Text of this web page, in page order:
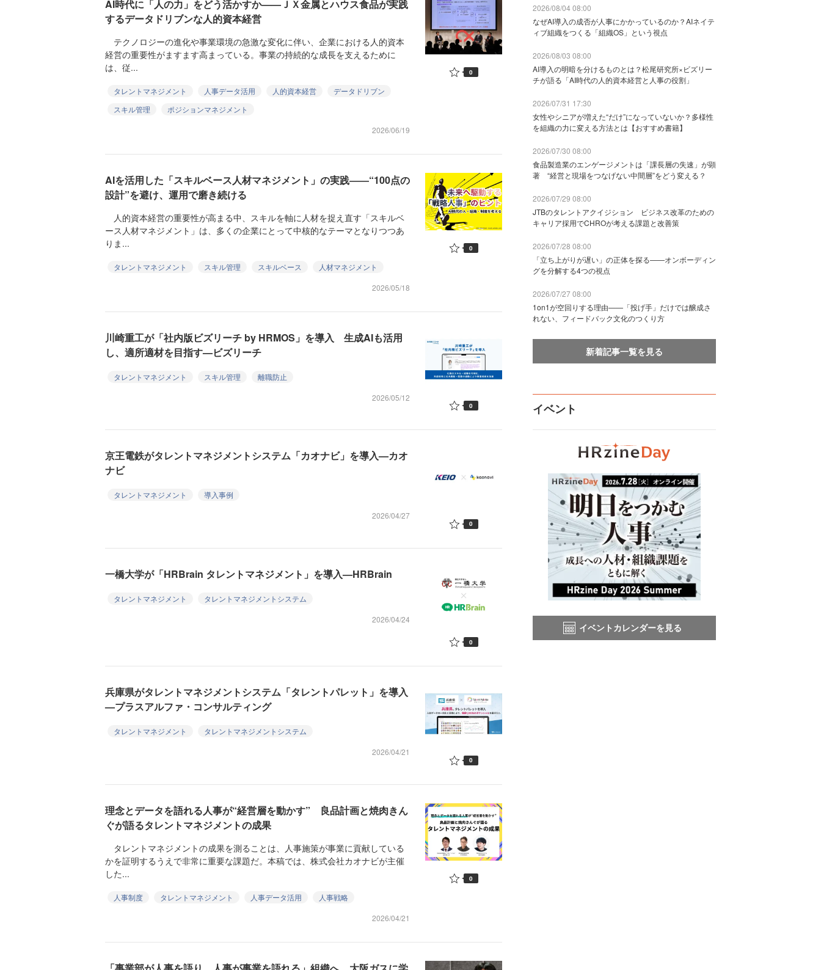
AI時代に「人の力」をどう活かすか——ＪＸ金属とハウス食品が実践
するデータドリブンな人的資本経営
テクノロジーの進化や事業環境の急激な変化に伴い、企業における人的資本
経営の重要性がますます高まっている。事業の持続的な成長を支えるために
は、従...
タレントマネジメント 人事データ活用 人的資本経営
データドリブン
スキル管理
ポジションマネジメント
2026/06/19
0
AIを活用した「スキルベース人材マネジメント」の実践――“100点の
設計”を避け、運用で磨き続ける
人的資本経営の重要性が高まる中、スキルを軸に人材を捉え直す「スキルベ
ース人材マネジメント」は、多くの企業にとって中核的なテーマとなりつつあ
りま...
タレントマネジメント スキル管理 スキルベース
人材マネジメント
2026/05/18
0
川崎重工が「社内版ビズリーチ by HRMOS」を導入 生成AIも活用
し、適所適材を目指す—ビズリーチ
タレントマネジメント スキル管理
離職防止
2026/05/12
0
京王電鉄がタレントマネジメントシステム「カオナビ」を導入—カオ
ナビ
タレントマネジメント
導入事例
2026/04/27
0
一橋大学が「HRBrain タレントマネジメント」を導入—HRBrain
タレントマネジメント
タレントマネジメントシステム
2026/04/24
0
兵庫県がタレントマネジメントシステム「タレントパレット」を導入
—プラスアルファ・コンサルティング
タレントマネジメント
タレントマネジメントシステム
2026/04/21
0
理念とデータを語れる人事が“経営層を動かす” 良品計画と焼肉きん
ぐが語るタレントマネジメントの成果
タレントマネジメントの成果を測ることは、人事施策が事業に貢献している
かを証明するうえで非常に重要な課題だ。本稿では、株式会社カオナビが主催
した...
人事制度 タレントマネジメント 人事データ活用
人事戦略
2026/04/21
0
2026/08/04 08:00
なぜAI導入の成否が人事にかかっているのか？AIネイテ
ィブ組織をつくる「組織OS」という視点
2026/08/03 08:00
AI導入の明暗を分けるものとは？松尾研究所×ビズリー
チが語る「AI時代の人的資本経営と人事の役割」
2026/07/31 17:30
女性やシニアが増えた“だけ”になっていないか？多様性
を組織の力に変える方法とは【おすすめ書籍】
2026/07/30 08:00
食品製造業のエンゲージメントは「課長層の失速」が顕
著 “経営と現場をつなげない中間層”をどう変える？
2026/07/29 08:00
JTBのタレントアクイジション ビジネス改革のための
キャリア採用でCHROが考える課題と改善策
2026/07/28 08:00
「立ち上がりが遅い」の正体を探る——オンボーディン
グを分解する4つの視点
2026/07/27 08:00
1on1が空回りする理由——「投げ手」だけでは醸成さ
れない、フィードバック文化のつくり方
新着記事一覧を見る
イベント
イベントカレンダーを見る